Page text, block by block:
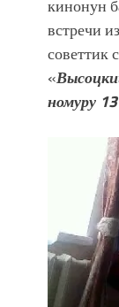
кинонун
встречи
советтик
«
номуру